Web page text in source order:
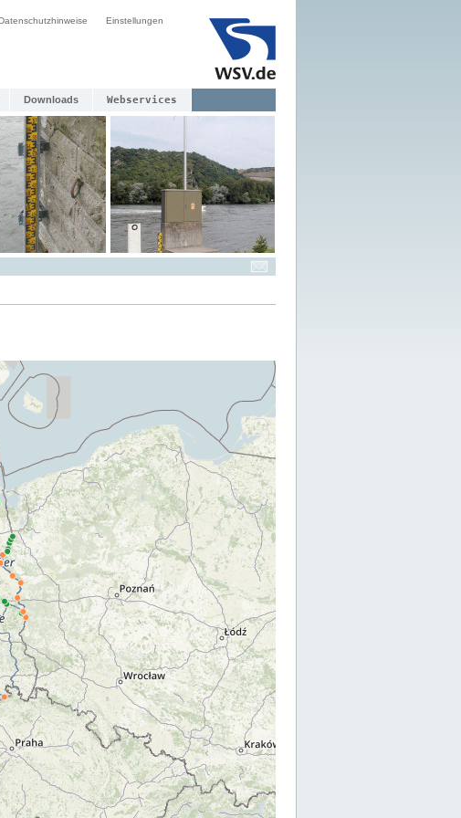
Einstellungen
Downloads Webservices